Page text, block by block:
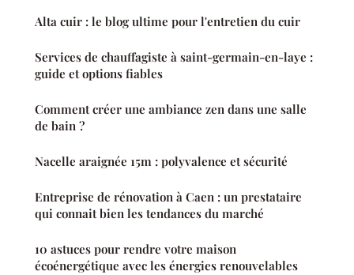
Alta cuir : le blog ultime pour l'entretien du cuir
Services de chauffagiste à saint-germain-en-laye :
guide et options fiables
Comment créer une ambiance zen dans une salle
de bain ?
Nacelle araignée 15m : polyvalence et sécurité
Entreprise de rénovation à Caen : un prestataire
qui connait bien les tendances du marché
10 astuces pour rendre votre maison
écoénergétique avec les énergies renouvelables